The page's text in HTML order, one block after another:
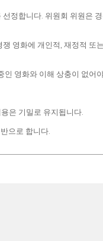
합니다. 위원회 위원은
영화에 개인적, 재정적 또
영화와 이해 상충이 없어
은 기밀로 유지됩니다.
으로 합니다.